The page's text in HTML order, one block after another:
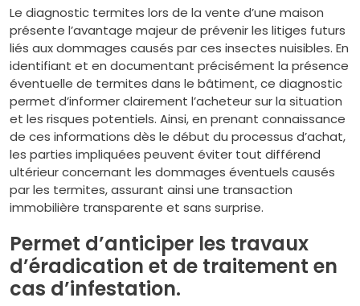
Le diagnostic termites lors de la vente d’une maison
présente l’avantage majeur de prévenir les litiges futurs
liés aux dommages causés par ces insectes nuisibles. En
identifiant et en documentant précisément la présence
éventuelle de termites dans le bâtiment, ce diagnostic
permet d’informer clairement l’acheteur sur la situation
et les risques potentiels. Ainsi, en prenant connaissance
de ces informations dès le début du processus d’achat,
les parties impliquées peuvent éviter tout différend
ultérieur concernant les dommages éventuels causés
par les termites, assurant ainsi une transaction
immobilière transparente et sans surprise.
Permet d’anticiper les travaux
d’éradication et de traitement en
cas d’infestation.